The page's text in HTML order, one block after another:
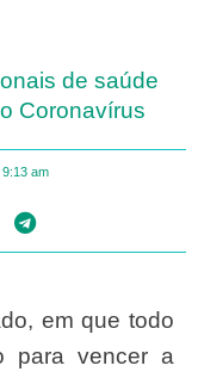
de saúde
Coronavírus
9:13 am
para vencer a